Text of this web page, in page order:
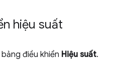
hiệu suất
điều khiển Hiệu suất.